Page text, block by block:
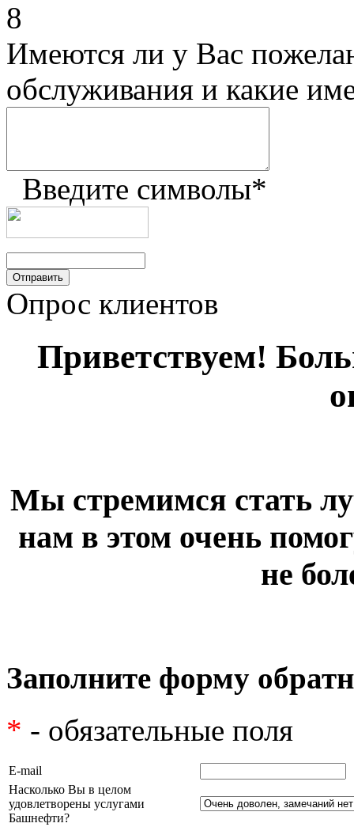
8
Имеются ли у Вас
обслуживания и какие
Введите символы*
Опрос клиентов
Приветствуем!
Мы стремимся стать
нам в этом очень
не
Заполните форму
* - обязательные поля
E-mail
Насколько Вы в целом
удовлетворены услугами
Башнефти?